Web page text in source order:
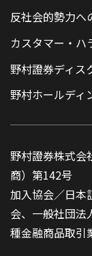
反社会的勢力へ
カスタマー・ハ
野村證券ディス
野村ホールディ
野村證券株式会
商）第142号
加入協会／日本
会、一般社団法
種金融商品取引